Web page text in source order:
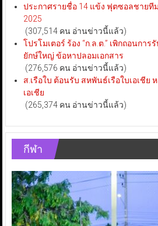
ประกาศรายชื่อ 14 แข้ง ฟุตซอลชายที
2025
(307,514 คน อ่านข่าวนี้แล้ว)
โปรโมเตอร์ ร้อง “ก.ล.ต.” เพิกถอนกา
ยักษ์ใหญ่ ข้อหาปลอมเอกสาร
(276,576 คน อ่านข่าวนี้แล้ว)
ส.เรือใบ ต้อนรับ สหพันธ์เรือใบเอเชีย
เอเชีย
(265,374 คน อ่านข่าวนี้แล้ว)
กีฬา